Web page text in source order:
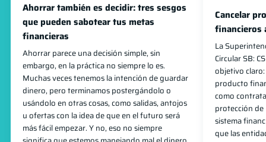
Ahorrar también es decidir: tres sesgos
que pueden sabotear tus metas
financieras
Ahorrar parece una decisión simple, sin
embargo, en la práctica no siempre lo es.
Muchas veces tenemos la intención de guardar
dinero, pero terminamos postergándolo o
usándolo en otras cosas, como salidas, antojos
u ofertas con la idea de que en el futuro será
más fácil empezar. Y no, eso no siempre
Cancelar
financieros
La
Circular SB:
objetivo
producto
como
protección de
sistema
que las